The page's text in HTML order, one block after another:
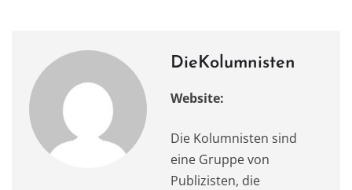
b
k
o
o
A
p
p
r a
m
DieKolumnisten
Website:
Die Kolumnisten sind
eine Gruppe von
Publizisten, die